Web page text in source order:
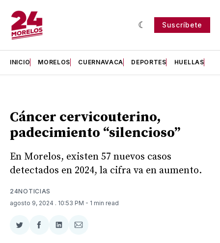
Suscríbete
INICIO MORELOS CUERNAVACA DEPORTES HUELLAS
Cáncer cervicouterino,
padecimiento “silencioso”
En Morelos, existen 57 nuevos casos
detectados en 2024, la cifra va en aumento.
24NOTICIAS
agosto 9, 2024 . 10:53 PM - 1 min read
CompartirCompartir
CompartirCompartir